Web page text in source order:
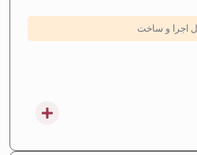
و سرمایه‌گذاری تبدیل می‌کند.
سرمایه‌گذاری از اجاره
اجرا و ساخت